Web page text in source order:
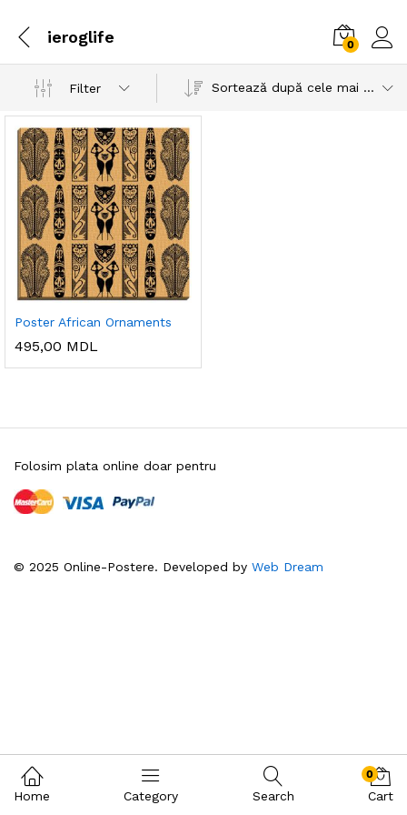
ieroglife 0
Filter Sortează după cele mai recente
Poster African Ornaments
495,00 MDL
© 2025 Online-Postere. Developed by Web Dream
Folosim plata online doar pentru
Home Category Search
0
Cart